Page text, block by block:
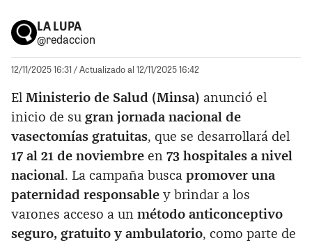
LA LUPA
@redaccion
12/11/2025 16:31 / Actualizado al 12/11/2025 16:42
El Ministerio de Salud (Minsa) anunció el
inicio de su gran jornada nacional de
vasectomías gratuitas, que se desarrollará del
17 al 21 de noviembre en 73 hospitales a nivel
nacional . La campaña busca promover una
paternidad responsable y brindar a los
varones acceso a un método anticonceptivo
seguro, gratuito y ambulatorio, como parte de